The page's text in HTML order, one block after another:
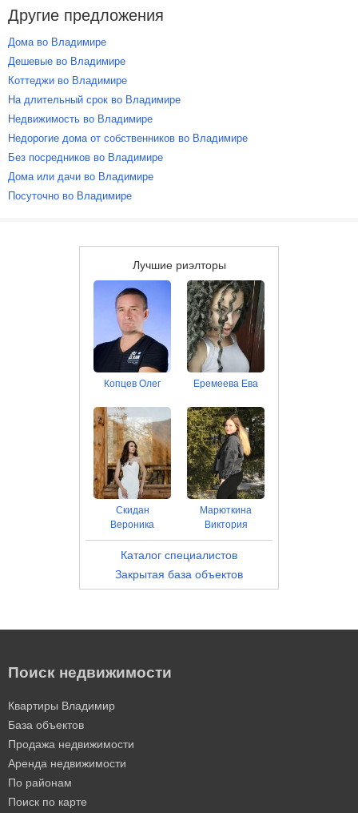
Другие предложения
Дома во Владимире
Дешевые во Владимире
Коттеджи во Владимире
На длительный срок во Владимире
Недвижимость во Владимире
Недорогие дома от собственников во Владимире
Без посредников во Владимире
Дома или дачи во Владимире
Посуточно во Владимире
Лучшие риэлторы
Копцев Олег Еремеева Ева
Скидан
Вероника
Марюткина
Виктория
Каталог специалистов
Закрытая база объектов
Поиск недвижимости
Квартиры Владимир
База объектов
Продажа недвижимости
Аренда недвижимости
По районам
Поиск по карте